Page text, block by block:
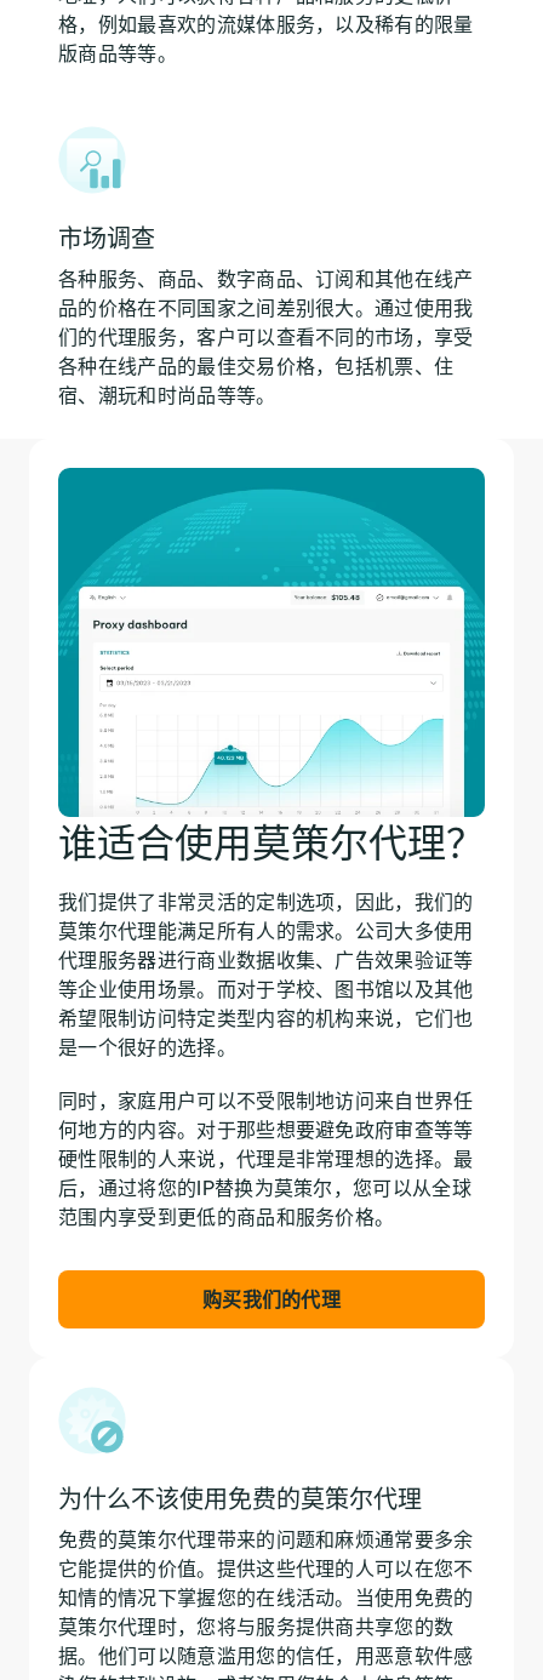
格，例如最喜欢的流媒体服务，以及稀有的限量
版商品等等。
市场调查
各种服务、商品、数字商品、订阅和其他在线产
品的价格在不同国家之间差别很大。通过使用我
们的代理服务，客户可以查看不同的市场，享受
各种在线产品的最佳交易价格，包括机票、住
宿、潮玩和时尚品等等。
谁适合使用莫策尔代理？
我们提供了非常灵活的定制选项，因此，我们的
莫策尔代理能满足所有人的需求。公司大多使用
代理服务器进行商业数据收集、广告效果验证等
等企业使用场景。而对于学校、图书馆以及其他
希望限制访问特定类型内容的机构来说，它们也
是一个很好的选择。
同时，家庭用户可以不受限制地访问来自世界任
何地方的内容。对于那些想要避免政府审查等等
硬性限制的人来说，代理是非常理想的选择。最
后，通过将您的IP替换为莫策尔，您可以从全球
范围内享受到更低的商品和服务价格。
购买我们的代理
为什么不该使用免费的莫策尔代理
免费的莫策尔代理带来的问题和麻烦通常要多余
它能提供的价值。提供这些代理的人可以在您不
知情的情况下掌握您的在线活动。当使用免费的
莫策尔代理时，您将与服务提供商共享您的数
据。他们可以随意滥用您的信任，用恶意软件感